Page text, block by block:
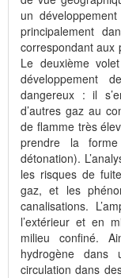
un
principalement
correspondant aux
Le deuxième
développement
dangereux : il
d’autres gaz au
de flamme très
prendre la forme
détonation).
les risques de
gaz, et les
canalisations.
l’extérieur et en
milieu confiné.
hydrogène
circulation dans